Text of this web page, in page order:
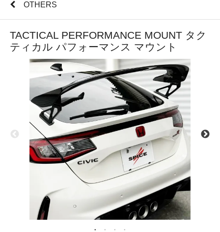
OTHERS
TACTICAL PERFORMANCE MOUNT タク
ティカル パフォーマンス マウント